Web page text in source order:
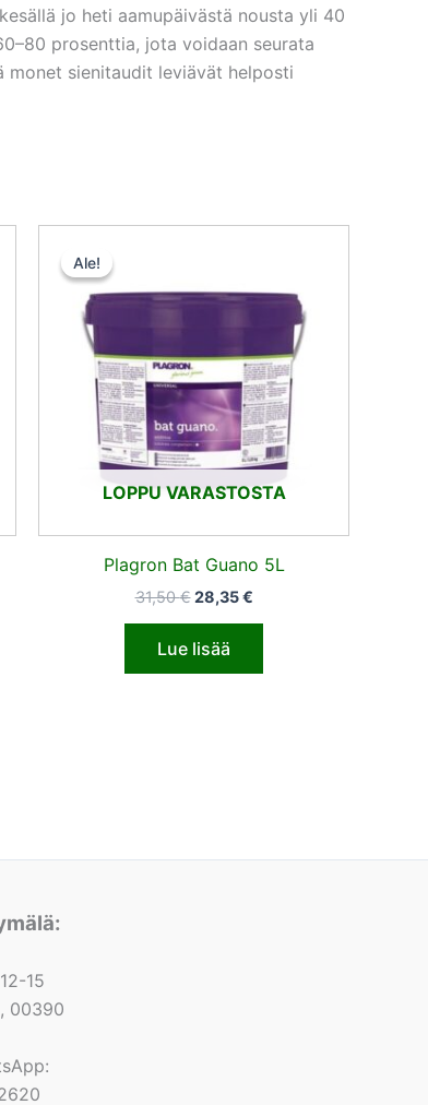
jo heti aamupäivästä nousta yli 40
prosenttia, jota voidaan seurata
monet sienitaudit leviävät helposti
Ale!
LOPPU VARASTOSTA
Ale!
Plagron Bat Guano 5L
31,50€
31,50 €.
28,35€
28,35 €.
Lue lisää
15
00390